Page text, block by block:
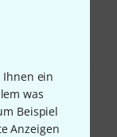
Ihnen ein
was
Beispiel
Anzeigen